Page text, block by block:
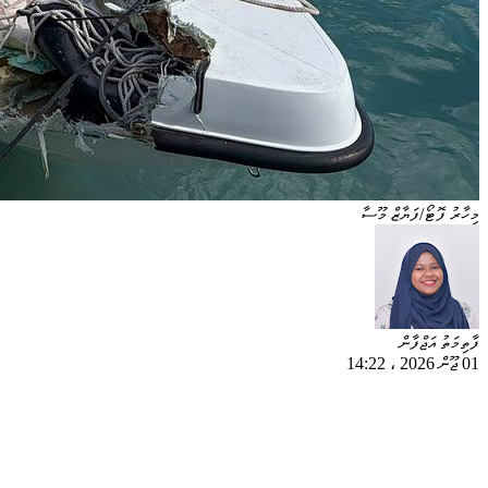
މިހާރު ފޮޓޯ/ފަޔާޒް މޫސާ
ފާތިމަތު އަޖްފާން
01 ޖޫން 2026
، 14:22